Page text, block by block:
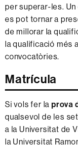
per superar-les.
es pot tornar a
de millorar la
la qualificació més
convocatòries.
Matrícula
Si vols fer la prova
qualsevol de les
a la Universitat de
la Universitat